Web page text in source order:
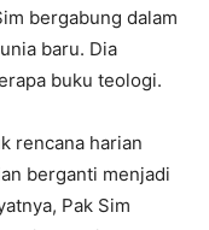
bergabung dalam
baru. Dia
buku teologi.
rencana harian
berganti menjadi
Pak Sim